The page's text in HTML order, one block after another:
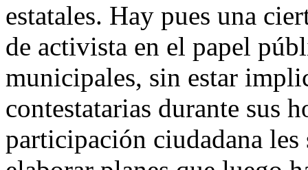
estatales. Hay pues una
de activista en el papel
municipales, sin estar
contestatarias durante sus
participación ciudadana